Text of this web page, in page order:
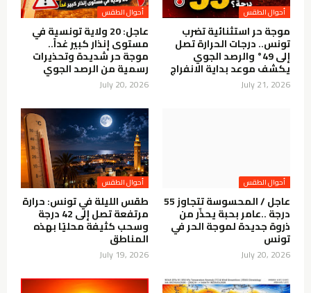
أحوال الطقس
موجة حر استثنائية تضرب
تونس.. درجات الحرارة تصل
إلى 49° والرصد الجوي
يكشف موعد بداية الانفراج
July 21, 2026
أحوال الطقس
عاجل: 20 ولاية تونسية في
مستوى إنذار كبير غداً..
موجة حر شديدة وتحذيرات
رسمية من الرصد الجوي
July 20, 2026
أحوال الطقس
عاجل / المحسوسة تتجاوز 55
درجة ..عامر بحبة يحذّر من
ذروة جديدة لموجة الحر في
تونس
July 20, 2026
أحوال الطقس
طقس الليلة في تونس: حرارة
مرتفعة تصل إلى 42 درجة
وسحب كثيفة محليًا بهذه
المناطق
July 19, 2026